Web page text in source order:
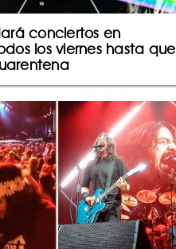
conciertos en
los viernes hasta que